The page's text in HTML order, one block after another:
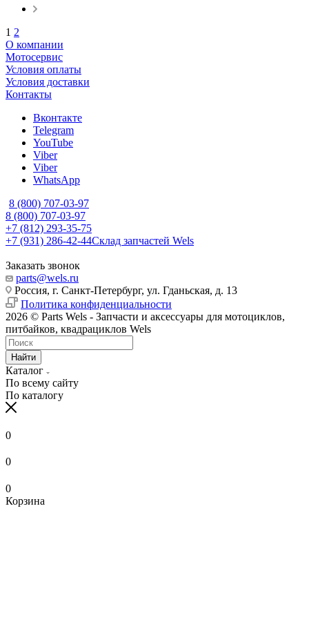
1 2
О компании
Мотосервис
Условия оплаты
Условия доставки
Контакты
Вконтакте
Telegram
YouTube
Viber
Viber
WhatsApp
8 (800) 707-03-97
8 (800) 707-03-97
+7 (812) 293-35-75
+7 (931) 286-42-44Склад запчастей Wels
Заказать звонок
parts@wels.ru
Россия, г. Санкт-Петербург, ул. Гданьская, д. 13
Политика конфиденциальности
2026 © Parts Wels - Запчасти и аксессуары для мотоциклов,
питбайков, квадрациклов Wels
Найти
Каталог
По всему сайту
По каталогу
0
0
0
Корзина